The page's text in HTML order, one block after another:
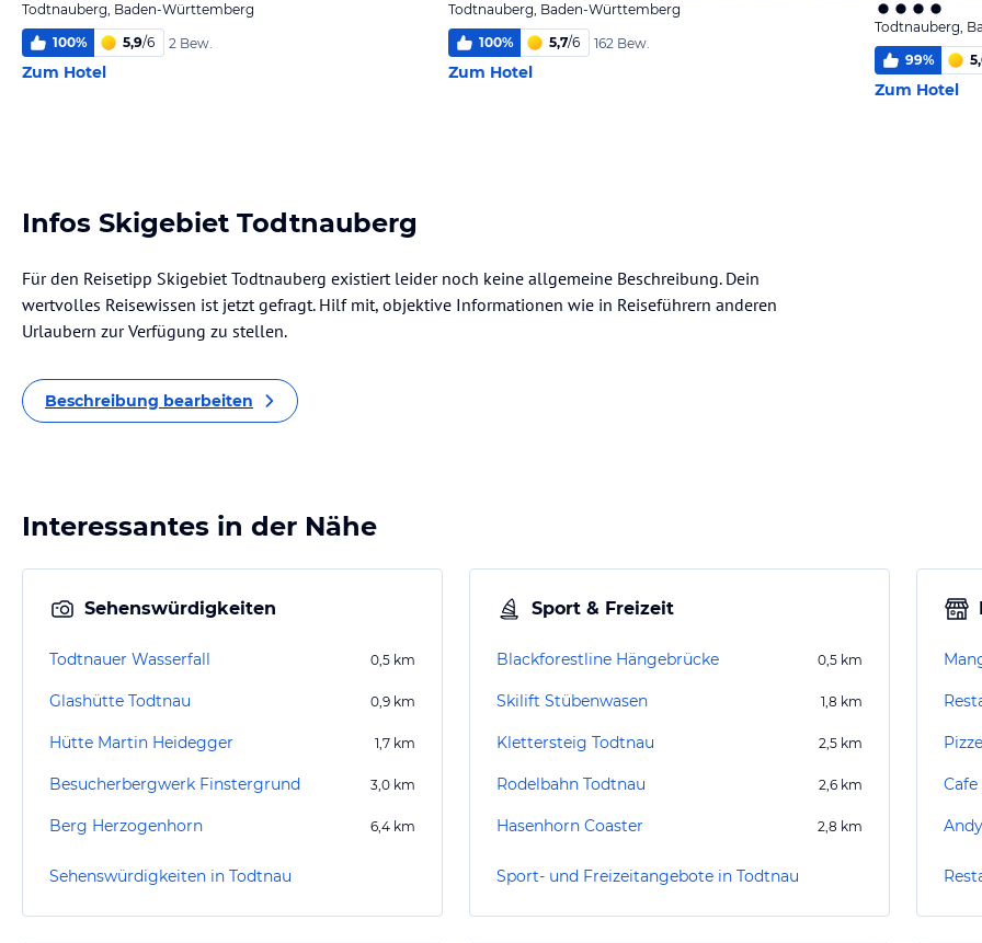
Todtnauberg, Baden-Württemberg
100% 5,9/6 2 Bew.
Zum Hotel
Todtnauberg, Baden-Württemberg
100% 5,7/6 162 Bew.
Zum Hotel
Todtnauberg,
99%
Zum Hotel
Infos Skigebiet Todtnauberg
Für den Reisetipp Skigebiet Todtnauberg existiert leider noch keine allgemeine Beschreibung. Dein
wertvolles Reisewissen ist jetzt gefragt. Hilf mit, objektive Informationen wie in Reiseführern anderen
Urlaubern zur Verfügung zu stellen.
Beschreibung bearbeiten
Interessantes in der Nähe
Sehenswürdigkeiten
Todtnauer Wasserfall 0,5 km
Glashütte Todtnau 0,9 km
Hütte Martin Heidegger 1,7 km
Besucherbergwerk Finstergrund 3,0 km
Berg Herzogenhorn 6,4 km
Sehenswürdigkeiten in Todtnau
Sport & Freizeit
Blackforestline Hängebrücke 0,5 km
Skilift Stübenwasen 1,8 km
Klettersteig Todtnau 2,5 km
Rodelbahn Todtnau 2,6 km
Hasenhorn Coaster 2,8 km
Sport- und Freizeitangebote in Todtnau